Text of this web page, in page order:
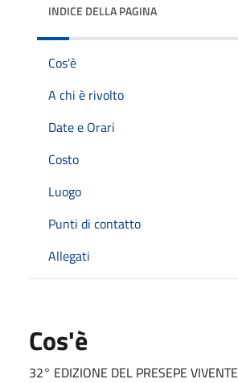
INDICE DELLA PAGINA
Cos'è
A chi è rivolto
Date e Orari
Costo
Luogo
Punti di contatto
Allegati
Cos'è
32° EDIZIONE DEL PRESEPE VIVENTE